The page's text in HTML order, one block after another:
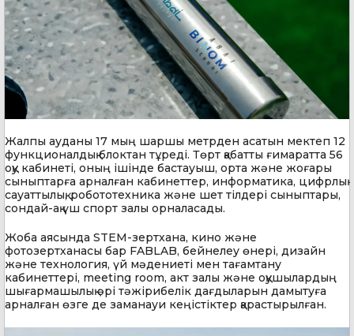
Жалпы ауданы 17 мың шаршы метрден асатын мектеп 12
функционалдық блоктан тұреді. Төрт қабатты ғимаратта 56
оқу кабинеті, оның ішінде бастауыш, орта және жоғары
сыныптарға арналған кабинеттер, информатика, цифрлық
сауаттылық, робототехника және шет тілдері сыныптары,
сондай-ақ үш спорт залы орналасады.
Жоба аясында STEM-зертхана, кино және
фотозертханасы бар FABLAB, бейнелеу өнері, дизайн
және технология, үй мәдениеті мен тағамтану
кабинеттері, meeting room, акт залы және оқушылардың
шығармашылық әрі тәжірибелік дағдыларын дамытуға
арналған өзге де заманауи кеңістіктер қарастырылған.